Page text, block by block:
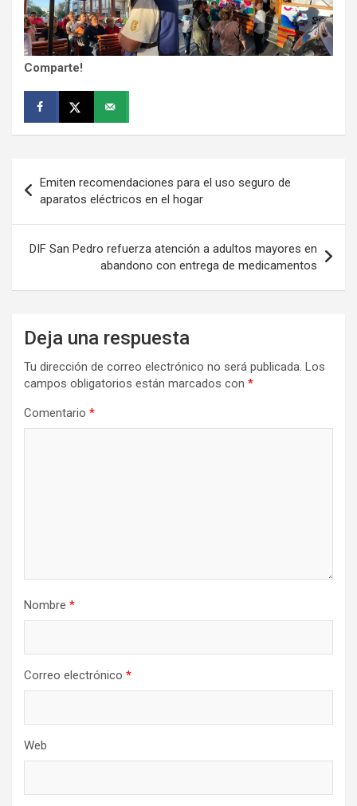
Comparte!
de
entradas
Emiten recomendaciones para el uso seguro de
aparatos eléctricos en el hogar
DIF San Pedro refuerza atención a adultos mayores en
abandono con entrega de medicamentos
Deja una respuesta
Tu dirección de correo electrónico no será publicada. Los
campos obligatorios están marcados con *
Comentario *
Nombre *
Correo electrónico *
Web